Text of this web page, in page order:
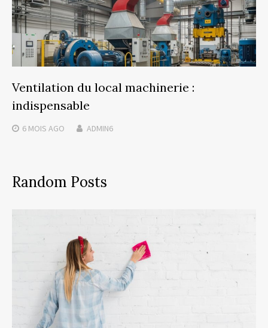
Ventilation du local machinerie :
indispensable
6 MOIS AGO ADMIN6
Random Posts